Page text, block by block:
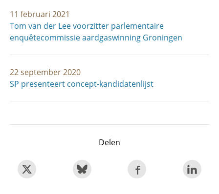
11 februari 2021
Tom van der Lee voorzitter parlementaire
enquêtecommissie aardgaswinning Groningen
22 september 2020
SP presenteert concept-kandidatenlijst
Delen